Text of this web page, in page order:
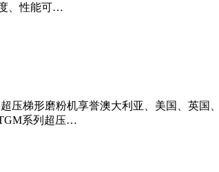
、性能可…
压梯形磨粉机享誉澳大利亚、美国、英
系列超压…